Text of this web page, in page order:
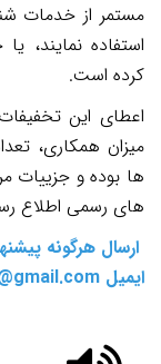
مستمر از خدمات
استفاده نمایند،
کرده است.
اعطای این
میزان همکاری،
ها بوده و جزییات
های رسمی اطلاع
ارسال هرگونه
ایمیل ibrc.crm@gmail.com